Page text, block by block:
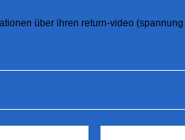
über ihren return-video